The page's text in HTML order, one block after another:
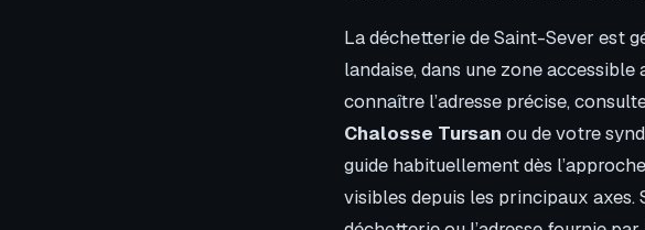
La déchetterie de Saint-Sever est
landaise, dans une zone
connaître l’adresse précise,
Chalosse Tursan ou de votre
guide habituellement dès
visibles depuis les principaux axes.